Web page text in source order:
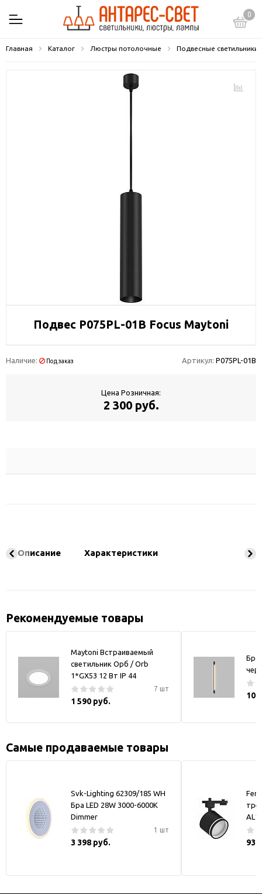
0
Главная Каталог Люстры потолочные Подвесные светильники
Подвес P075PL-01B Focus Maytoni
Наличие: Под заказ Артикул: P075PL-01B
Цена Розничная:
2 300 руб.
Описание Характеристики
Рекомендуемые товары
Maytoni Встраиваемый
светильник Орб / Orb
1*GX53 12 Вт IP 44
7 шт
1 590 руб.
Бра
10
Самые продаваемые товары
Svk-Lighting 62309/185 WH
Бра LED 28W 3000-6000K
Dimmer
1 шт
3 398 руб.